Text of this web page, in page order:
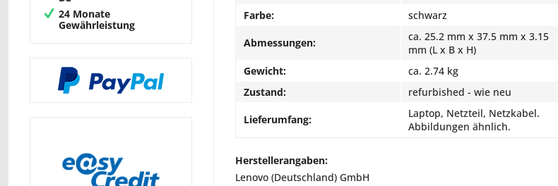
24 Monate
Gewährleistung
Farbe:
schwarz
Abmessungen:
ca. 25.2 mm x 37.5 mm x 3.15
mm (L x B x H)
Gewicht:
ca. 2.74 kg
Zustand:
refurbished - wie neu
Lieferumfang:
Laptop, Netzteil, Netzkabel.
Abbildungen ähnlich.
Herstellerangaben:
Lenovo (Deutschland) GmbH